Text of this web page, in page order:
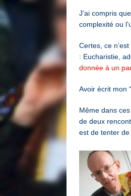
J’ai compris que
complexité ou
Certes, ce
: Eucharistie,
donnée à un
Avoir écrit mon
Même dans
de deux
est de tenter